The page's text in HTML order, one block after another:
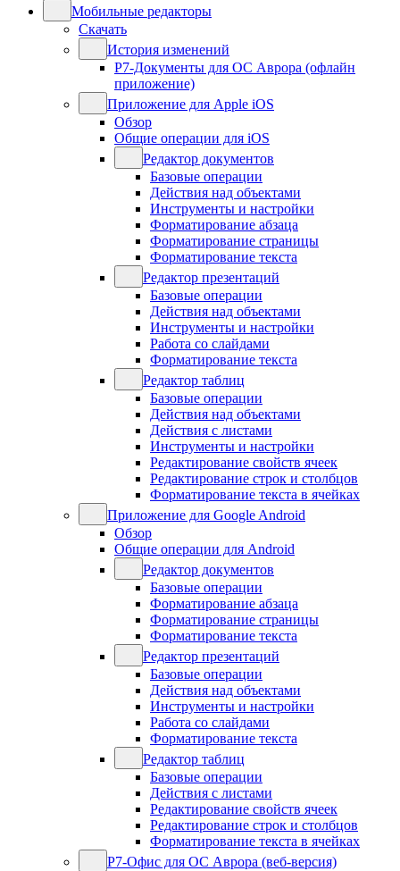
Мобильные редакторы
Скачать
История изменений
Р7-Документы для ОС Аврора (офлайн
приложение)
Приложение для Apple iOS
Обзор
Общие операции для iOS
Редактор документов
Базовые операции
Действия над объектами
Инструменты и настройки
Форматирование абзаца
Форматирование страницы
Форматирование текста
Редактор презентаций
Базовые операции
Действия над объектами
Инструменты и настройки
Работа со слайдами
Форматирование текста
Редактор таблиц
Базовые операции
Действия над объектами
Действия с листами
Инструменты и настройки
Редактирование свойств ячеек
Редактирование строк и столбцов
Форматирование текста в ячейках
Приложение для Google Android
Обзор
Общие операции для Android
Редактор документов
Базовые операции
Форматирование абзаца
Форматирование страницы
Форматирование текста
Редактор презентаций
Базовые операции
Действия над объектами
Инструменты и настройки
Работа со слайдами
Форматирование текста
Редактор таблиц
Базовые операции
Действия с листами
Редактирование свойств ячеек
Редактирование строк и столбцов
Форматирование текста в ячейках
Р7-Офис для ОС Аврора (веб-версия)